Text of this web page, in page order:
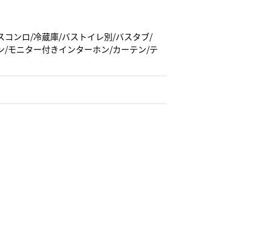
ンロ/冷蔵庫/バストイレ別/バスタブ/
モニター付きインターホン/カーテン/テ